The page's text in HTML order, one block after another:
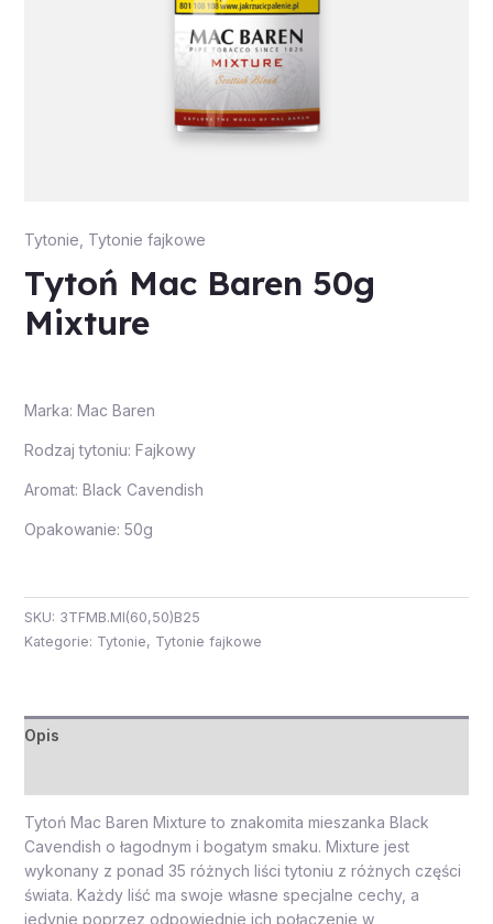
Tytonie Tytonie fajkowe
Tytoń Mac Baren 50g
Mixture
Marka: Mac Baren
Rodzaj tytoniu: Fajkowy
Aromat: Black Cavendish
Opakowanie: 50g
SKU: 3TFMB.MI(60,50)B25
Kategorie: Tytonie, Tytonie fajkowe
Opis
Tytoń Mac Baren Mixture to znakomita mieszanka Black
Cavendish o łagodnym i bogatym smaku. Mixture jest
wykonany z ponad 35 różnych liści tytoniu z różnych części
świata. Każdy liść ma swoje własne specjalne cechy, a
jedynie poprzez odpowiednie ich połączenie w